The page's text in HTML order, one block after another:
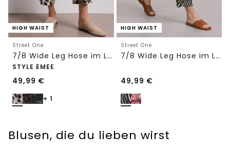
HIGH WAIST
Street One
7/8 Wide Leg Hose im Loose Fit mit Print
STYLE EMEE
49,99 €
+ 1
HIGH WAIST
Street One
7/8 Wide Leg Hose im Loose Fit
49,99 €
Blusen, die du lieben wirst